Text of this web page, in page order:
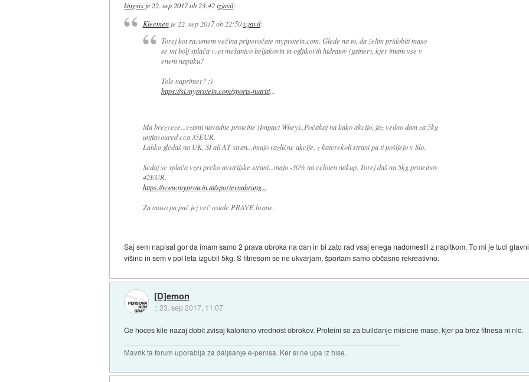
kingsixje22. sep 2017 ob 23:42 izjavil:
Kleemenje 22. sep 2017 ob 22:50 izjavil:
Torej kot razumem večina priporočate myprotein.com. Glede na to, da želim pridobiti maso
se mi bolj splača vzet mešanico beljakovin in ogljikovih hidratov (gainer), kjer imam vse v
enem napitku?
Tole naprimer? :)
https://si.myprotein.com/sports-nutriti...
Ma brezveze...vzami navadne proteine (Impact Whey)..Počakaj na kako akcijo, jaz vedno dam za 5kg
unflavoured cca 35EUR.
Lahko gledaš na UK, SI ali AT stran...imajo različne akcije, z katerekoli strani pa ti pošljejo v Slo.
Sedaj se splača vzet preko avstrijske strani...majo -30% na celoten nakup. Torej daš na 5kg proteinov
42EUR.
https://www.myprotein.at/sporternahrung...
Za maso pa pač jej več ostale PRAVE hrane.
Saj sem napisal gor da imam samo 2 prava obroka na dan in bi zato rad vsaj enega nadomestil z napitkom. To mi je tudi
višino in sem v pol leta izgubil 5kg. S fitnesom se ne ukvarjam, športam samo občasno rekreativno.
[D]emon
::23. sep 2017, 11:07
Ce hoces kile nazaj dobit zvisaj kaloricno vrednost obrokov. Proteini so za buildanje misicne mase, kjer pa brez fitnesa ni nic.
Mavrik ta forum uporablja za daljsanje e-penisa. Ker si ne upa iz hise.